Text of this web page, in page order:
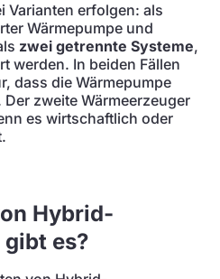
Varianten erfolgen: als
Wärmepumpe und
zwei getrennte Systeme,
werden. In beiden Fällen
dass die Wärmepumpe
zweite Wärmeerzeuger
es wirtschaftlich oder
Hybrid-
es?